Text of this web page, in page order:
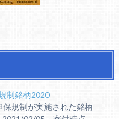
制銘柄2020
保規制が実施された銘柄